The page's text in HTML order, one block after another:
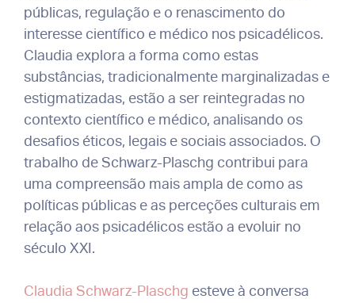
públicas, regulação e o renascimento do
interesse científico e médico nos psicadélicos.
Claudia explora a forma como estas
substâncias, tradicionalmente marginalizadas e
estigmatizadas, estão a ser reintegradas no
contexto científico e médico, analisando os
desafios éticos, legais e sociais associados. O
trabalho de Schwarz-Plaschg contribui para
uma compreensão mais ampla de como as
políticas públicas e as perceções culturais em
relação aos psicadélicos estão a evoluir no
século XXI.
Claudia Schwarz-Plaschg esteve à conversa